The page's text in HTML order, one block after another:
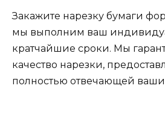
Закажите нарезку бумаги
мы выполним ваш
кратчайшие сроки. Мы
качество нарезки,
полностью отвечающей